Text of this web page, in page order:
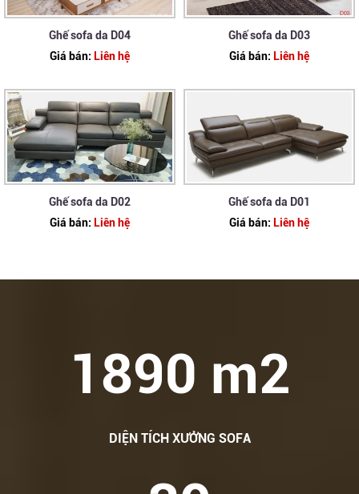
Ghế sofa da D04
Giá bán: Liên hệ
Ghế sofa da D03
Giá bán: Liên hệ
Ghế sofa da D02
Giá bán: Liên hệ
Ghế sofa da D01
Giá bán: Liên hệ
1890 m2
DIỆN TÍCH XƯỞNG SOFA